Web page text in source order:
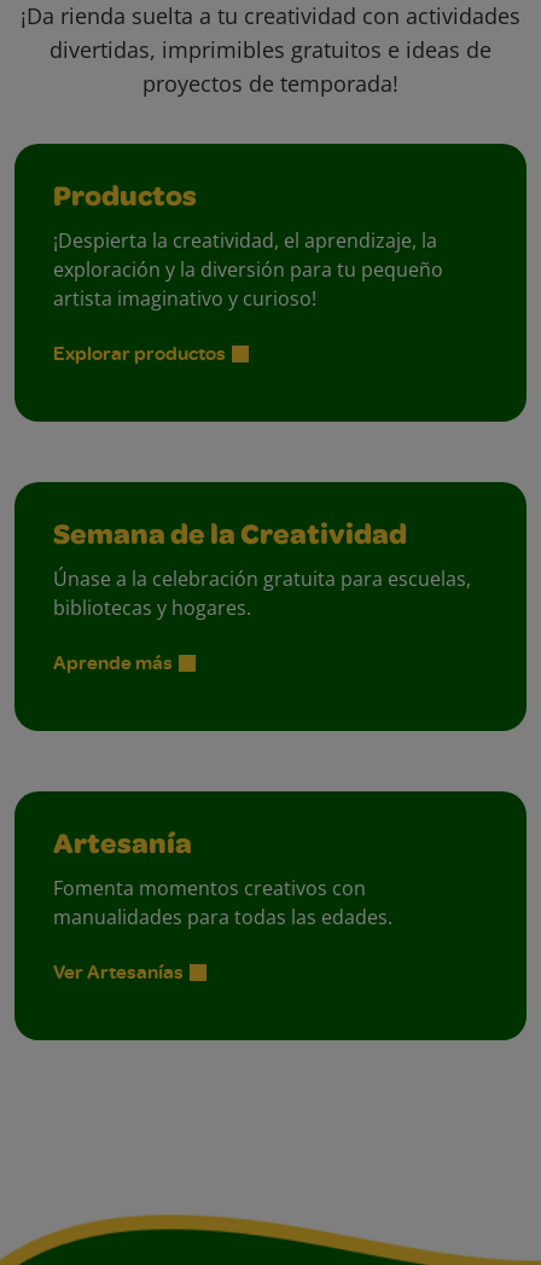
¡Da rienda suelta a tu creatividad con actividades
divertidas, imprimibles gratuitos e ideas de
proyectos de temporada!
Productos
¡Despierta la creatividad, el aprendizaje, la
exploración y la diversión para tu pequeño
artista imaginativo y curioso!
Explorar productos
Semana de la Creatividad
Únase a la celebración gratuita para escuelas,
bibliotecas y hogares.
Aprende más
Artesanía
Fomenta momentos creativos con
manualidades para todas las edades.
Ver Artesanías